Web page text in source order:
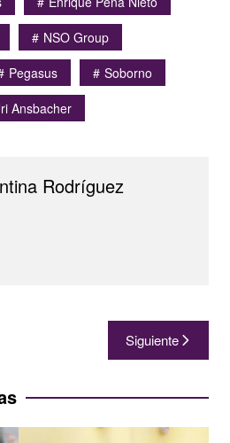
NSO Group
Pegasus
Soborno
Ansbacher
Rodríguez
Siguiente